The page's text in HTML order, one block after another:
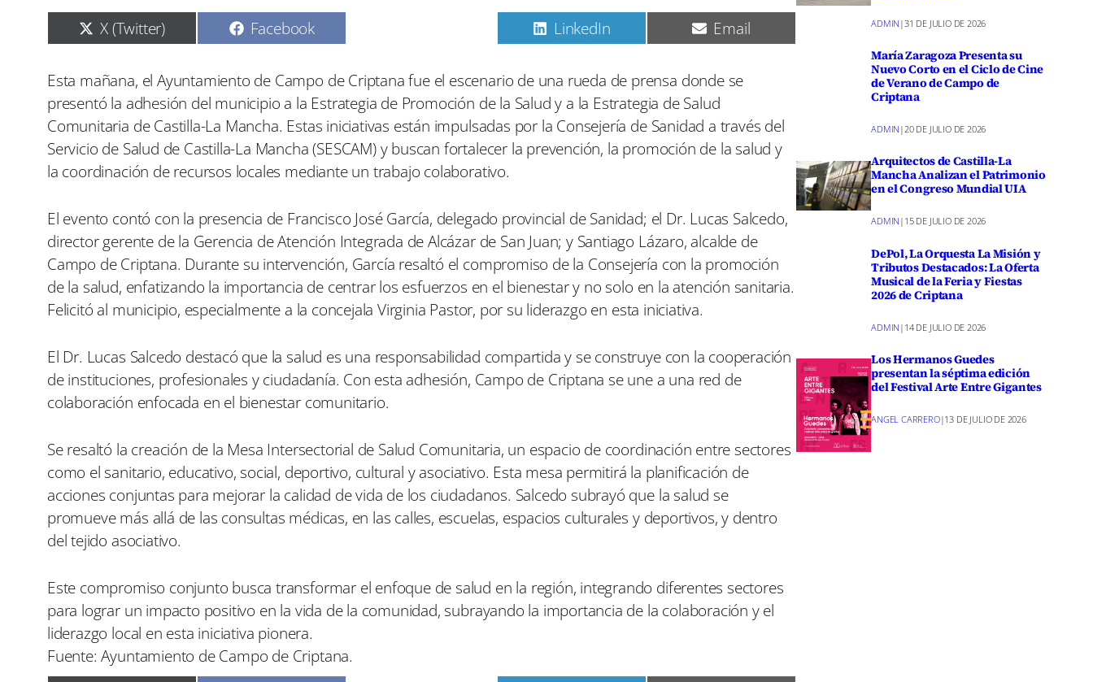
C
o
p
a
r
t
i
r
e
n
X (Twitter) C
o
p
a
r
t
i
r
e
n
Facebook
p
a
r
t
i
r
e
n
C
o
p
a
r
t
r
LinkedIn C
o
p
a
r
t
i
r
Email
Esta mañana, el Ayuntamiento de Campo de Criptana fue el escenario de una rueda de prensa donde se
presentó la adhesión del municipio a la Estrategia de Promoción de la Salud y a la Estrategia de Salud
Comunitaria de Castilla-La Mancha. Estas iniciativas están impulsadas por la Consejería de Sanidad a través del
Servicio de Salud de Castilla-La Mancha (SESCAM) y buscan fortalecer la prevención, la promoción de la salud y
la coordinación de recursos locales mediante un trabajo colaborativo.
El evento contó con la presencia de Francisco José García, delegado provincial de Sanidad; el Dr. Lucas Salcedo,
director gerente de la Gerencia de Atención Integrada de Alcázar de San Juan; y Santiago Lázaro, alcalde de
Campo de Criptana. Durante su intervención, García resaltó el compromiso de la Consejería con la promoción
de la salud, enfatizando la importancia de centrar los esfuerzos en el bienestar y no solo en la atención sanitaria.
Felicitó al municipio, especialmente a la concejala Virginia Pastor, por su liderazgo en esta iniciativa.
El Dr. Lucas Salcedo destacó que la salud es una responsabilidad compartida y se construye con la cooperación
de instituciones, profesionales y ciudadanía. Con esta adhesión, Campo de Criptana se une a una red de
colaboración enfocada en el bienestar comunitario.
Se resaltó la creación de la Mesa Intersectorial de Salud Comunitaria, un espacio de coordinación entre sectores
como el sanitario, educativo, social, deportivo, cultural y asociativo. Esta mesa permitirá la planificación de
acciones conjuntas para mejorar la calidad de vida de los ciudadanos. Salcedo subrayó que la salud se
promueve más allá de las consultas médicas, en las calles, escuelas, espacios culturales y deportivos, y dentro
del tejido asociativo.
Este compromiso conjunto busca transformar el enfoque de salud en la región, integrando diferentes sectores
para lograr un impacto positivo en la vida de la comunidad, subrayando la importancia de la colaboración y el
liderazgo local en esta iniciativa pionera.
Fuente: Ayuntamiento de Campo de Criptana.
ADMIN |31 DE JULIO DE 2026
María Zaragoza Presenta su
Nuevo Corto en el Ciclo de Cine
de Verano de Campo de
Criptana
ADMIN |20 DE JULIO DE 2026
Arquitectos de Castilla-La
Mancha Analizan el Patrimonio
en el Congreso Mundial UIA
ADMIN | 15 DE JULIO DE 2026
DePol, La Orquesta La Misión y
Tributos Destacados: La Oferta
Musical de la Feria y Fiestas
2026 de Criptana
ADMIN | 14 DE JULIO DE 2026
Los Hermanos Guedes
presentan la séptima edición
del Festival Arte Entre Gigantes
ANGEL CARRERO|13 DE JULIO DE 2026